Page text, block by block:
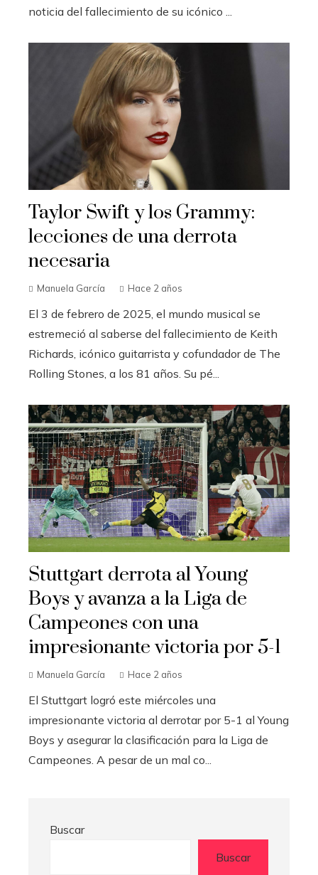
noticia del fallecimiento de su icónico ...
Taylor Swift y los Grammy:
lecciones de una derrota
necesaria
Manuela García Hace 2 años
El 3 de febrero de 2025, el mundo musical se
estremeció al saberse del fallecimiento de Keith
Richards, icónico guitarrista y cofundador de The
Rolling Stones, a los 81 años. Su pé...
Stuttgart derrota al Young
Boys y avanza a la Liga de
Campeones con una
impresionante victoria por 5-1
Manuela García Hace 2 años
El Stuttgart logró este miércoles una
impresionante victoria al derrotar por 5-1 al Young
Boys y asegurar la clasificación para la Liga de
Campeones. A pesar de un mal co...
Buscar
Buscar